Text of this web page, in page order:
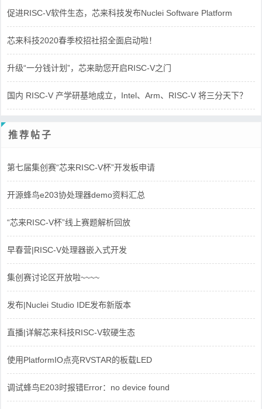
促进RISC-V软件生态，芯来科技发布Nuclei Software Platform
芯来科技2020春季校招社招全面启动啦！
升级“一分钱计划”，芯来助您开启RISC-V之门
国内 RISC-V 产学研基地成立，Intel、Arm、RISC-V 将三分天下？
推荐帖子
第七届集创赛“芯来RISC-V杯”开发板申请
开源蜂鸟e203协处理器demo资料汇总
“芯来RISC-V杯”线上赛题解析回放
早春营|RISC-V处理器嵌入式开发
集创赛讨论区开放啦~~~~
发布|Nuclei Studio IDE发布新版本
直播|详解芯来科技RISC-V软硬生态
使用PlatformIO点亮RVSTAR的板载LED
调试蜂鸟E203时报错Error：no device found